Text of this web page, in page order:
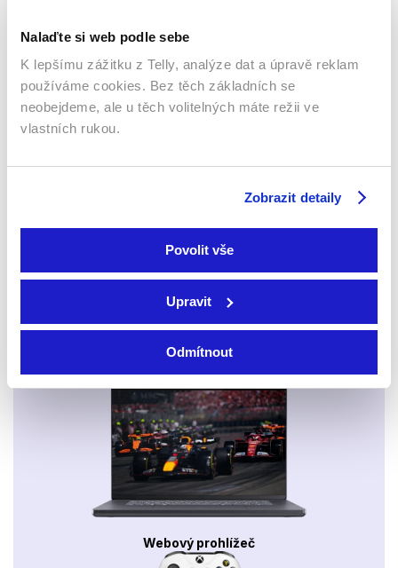
Nalaďte si web podle sebe
K lepšímu zážitku z Telly, analýze dat a úpravě reklam
používáme cookies. Bez těch základních se
neobejdeme, ale u těch volitelných máte režii ve
vlastních rukou.
Zobrazit detaily
Povolit vše
Upravit
Odmítnout
Webový prohlížeč